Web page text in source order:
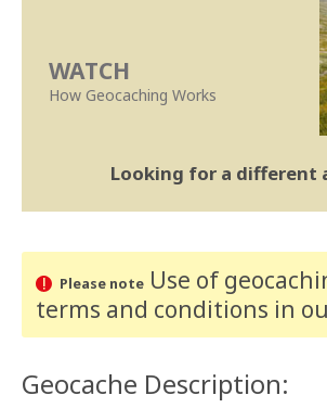
WATCH
How Geocaching Works
Looking for a different
Please noteUse of
terms and conditions in
Geocache Description: